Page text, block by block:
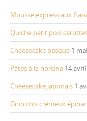
Mousse express aux
Quiche petit pois
Cheesecake basque 1
Pâtes à la norcina 14
Cheesecake japonais 1
Gnocchis crémeux